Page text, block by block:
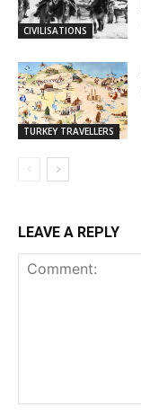
CIVILISATIONS
TURKEY TRAVELLERS
LEAVE A REPLY